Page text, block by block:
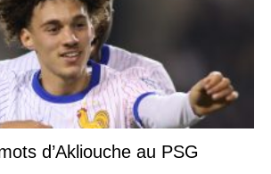
d’Akliouche au PSG